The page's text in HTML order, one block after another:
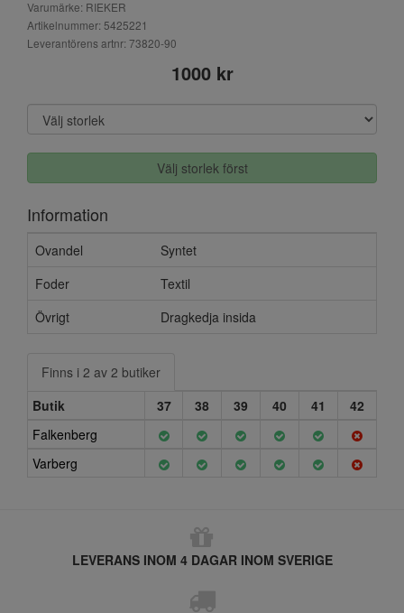
Varumärke: RIEKER
Artikelnummer: 5425221
Leverantörens artnr: 73820-90
1000 kr
Välj storlek först
Information
Ovandel
Syntet
Foder
Textil
Övrigt
Dragkedja insida
Finns i 2 av 2 butiker
Butik
37 38 39 40 41
42
Falkenberg
Varberg
LEVERANS INOM 4 DAGAR INOM SVERIGE